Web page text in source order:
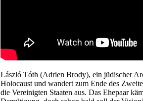
László Tóth (Adrien Brody), ein jüdischer
Holocaust und wandert zum Ende des
die Vereinigten Staaten aus. Das Ehepaar